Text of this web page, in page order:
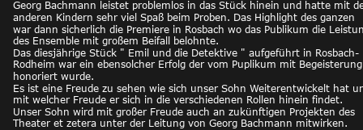
Georg Bachmann leistet problemlos in das Stück hinein und hatte mit
anderen Kindern sehr viel Spaß beim Proben. Das Highlight des ganzen
war dann sicherlich die Premiere in Rosbach wo das Publikum die
des Ensemble mit großem Beifall belohnte.
Das diesjährige Stück " Emil und die Detektive " aufgeführt in Rosbach-
Rodheim war ein ebensolcher Erfolg der vom Puplikum mit
honoriert wurde.
Es ist eine Freude zu sehen wie sich unser Sohn Weiterentwickelt hat
mit welcher Freude er sich in die verschiedenen Rollen hinein findet.
Unser Sohn wird mit großer Freude auch an zukünftigen Projekten des
Theater et zetera unter der Leitung von Georg Bachmann mitwirken.